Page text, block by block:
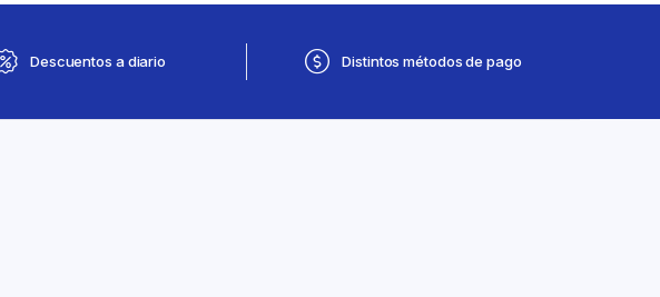
Descuentos a diario Distintos métodos de pago